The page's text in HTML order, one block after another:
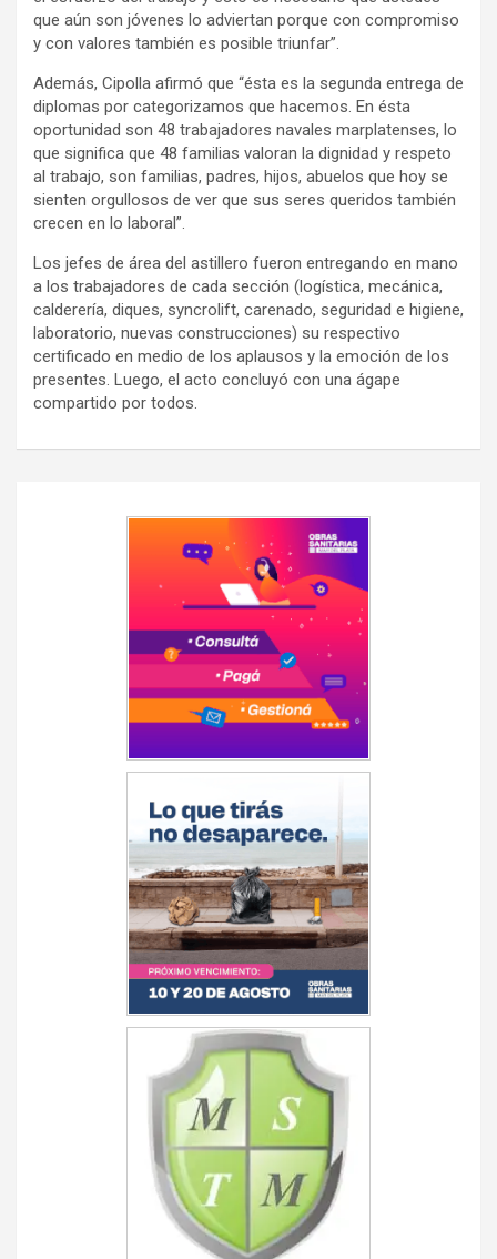
que aún son jóvenes lo adviertan porque con compromiso
y con valores también es posible triunfar”.
Además, Cipolla afirmó que “ésta es la segunda entrega de
diplomas por categorizamos que hacemos. En ésta
oportunidad son 48 trabajadores navales marplatenses, lo
que significa que 48 familias valoran la dignidad y respeto
al trabajo, son familias, padres, hijos, abuelos que hoy se
sienten orgullosos de ver que sus seres queridos también
crecen en lo laboral”.
Los jefes de área del astillero fueron entregando en mano
a los trabajadores de cada sección (logística, mecánica,
calderería, diques, syncrolift, carenado, seguridad e higiene,
laboratorio, nuevas construcciones) su respectivo
certificado en medio de los aplausos y la emoción de los
presentes. Luego, el acto concluyó con una ágape
compartido por todos.